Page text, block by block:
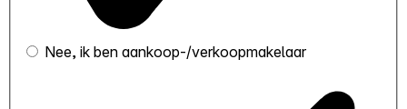
Nee, ik ben aankoop-/verkoopmakelaar